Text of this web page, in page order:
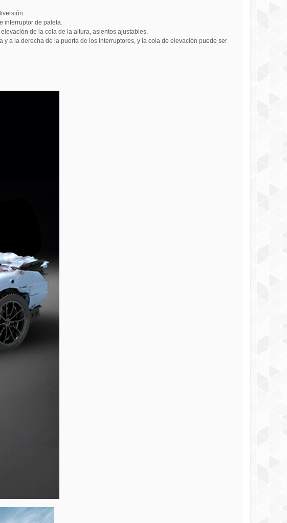
interruptor de paleta.
de la cola de la altura, asientos ajustables.
a la derecha de la puerta de los interruptores, y la cola de elevación puede ser